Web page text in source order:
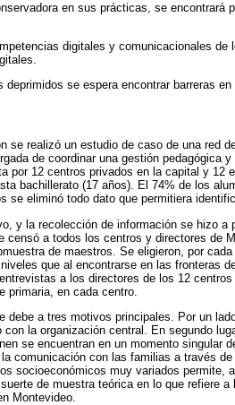
en sus prácticas, se encontrará
digitales y comunicacionales
se espera encontrar barreras
se realizó un estudio de caso de una red
de coordinar una gestión pedagógica
por 12 centros privados en la capital y 12
bachillerato (17 años). El 74% de los
se eliminó todo dato que permitiera
y la recolección de información se hizo a
censó a todos los centros y directores de
de maestros. Se eligieron, por
que al encontrarse en las fronteras
a los directores de los 12
primaria, en cada centro.
debe a tres motivos principales. Por un
la organización central. En segundo
se encuentran en un momento singular
comunicación con las familias a través
socioeconómicos muy variados permite,
de muestra teórica en lo que refiere
Montevideo.